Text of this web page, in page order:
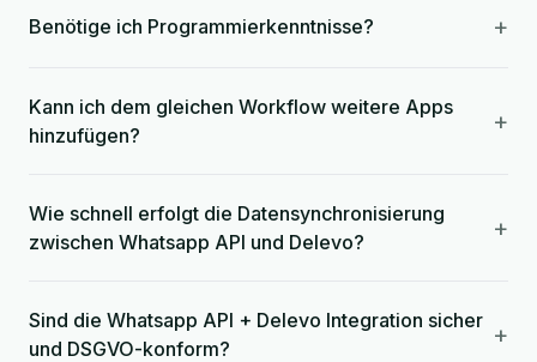
Benötige ich Programmierkenntnisse? +
Kann ich dem gleichen Workflow weitere Apps
hinzufügen?
+
Wie schnell erfolgt die Datensynchronisierung
zwischen Whatsapp API und Delevo?
+
Sind die Whatsapp API + Delevo Integration sicher
und DSGVO-konform?
+